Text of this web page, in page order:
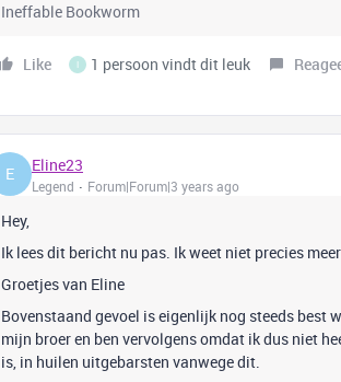
Ineffable Bookworm
Like I 1 persoon vindt dit leuk
E Eline23
Legend Forum|Forum|3 years ago
Hey,
Ik lees dit bericht nu pas. Ik weet niet precies
Groetjes van Eline
Bovenstaand gevoel is eigenlijk nog steeds best
mijn broer en ben vervolgens omdat ik dus niet
is, in huilen uitgebarsten vanwege dit.